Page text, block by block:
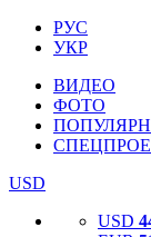
РУС
УКР
ВИДЕО
ФОТО
USD
USD